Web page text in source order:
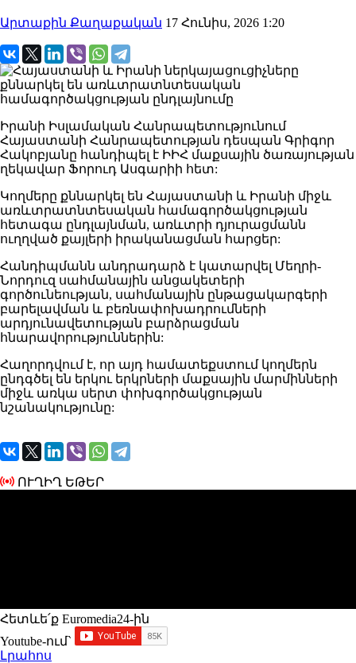
Արտաքին Քաղաքական 17 Հունիս, 2026 1:20
Իրանի Իսլամական Հանրապետությունում
Հայաստանի Հանրապետության դեսպան Գրիգոր
Հակոբյանը հանդիպել է ԻԻՀ մաքսային ծառայության
ղեկավար Ֆորուդ Ասգարիի հետ:
Կողմերը քննարկել են Հայաստանի և Իրանի միջև
առևտրատնտեսական համագործակցության
հետագա ընդլայնման, առևտրի դյուրացմանն
ուղղված քայլերի իրականացման հարցեր:
Հանդիպմանն անդրադարձ է կատարվել Մեղրի-
Նորդուզ սահմանային անցակետերի
գործունեության, սահմանային ընթացակարգերի
բարելավման և բեռնափոխադրումների
արդյունավետության բարձրացման
հնարավորություններին:
Հաղորդվում է, որ այդ համատեքստում կողմերն
ընդգծել են երկու երկրների մաքսային մարմինների
միջև առկա սերտ փոխգործակցության
նշանակությունը:
ՈՒՂԻՂ ԵԹԵՐ
Հետևե՛ք Euromedia24-ին
Youtube-ում`
Լրահոս